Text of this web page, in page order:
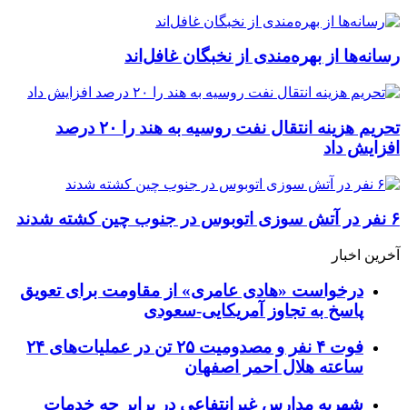
رسانه‌ها از بهره‌مندی از نخبگان غافل‌اند
تحریم‌ هزینه انتقال نفت روسیه به هند را ۲۰ درصد
افزایش داد
۶ نفر در آتش سوزی اتوبوس در جنوب چین کشته شدند
آخرین اخبار
درخواست «هادی عامری» از مقاومت برای تعویق
پاسخ به تجاوز آمریکایی-سعودی
فوت ۴ نفر و مصدومیت ۲۵ تن در عملیات‌های ۲۴
ساعته هلال احمر اصفهان
شهریه مدارس غیرانتفاعی در برابر چه خدمات